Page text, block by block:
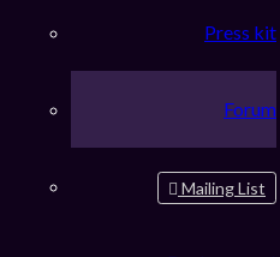
Press kit
Forum
Mailing List
par le passé mais ne peux à
les cookies » ?
des utilisateurs
mes paramètres ?
mon nom d’utilisateur de